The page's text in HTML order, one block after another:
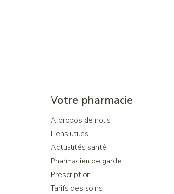
Votre pharmacie
A propos de nous
Liens utiles
Actualités santé
Pharmacien de garde
Prescription
Tarifs des soins